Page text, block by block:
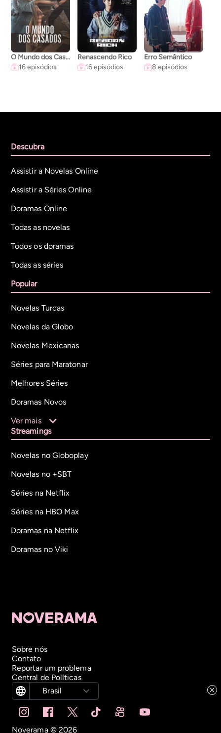
O Mundo dos Casados
16 episódios
Renascendo Rico
16 episódios
Erro Semântico
8 episódios
Descubra
Assistir a Novelas Online
Assistir a Séries Online
Doramas Online
Todas as novelas
Todos os doramas
Todas as séries
Popular
Novelas Turcas
Novelas da Globo
Novelas Mexicanas
Séries para Maratonar
Melhores Séries
Doramas Novos
Ver mais
Streamings
Novelas no Globoplay
Novelas no +SBT
Séries na Netflix
Séries na HBO Max
Doramas na Netflix
Doramas no Viki
Sobre nós
Contato
Reportar um problema
Central de Políticas
Brasil
Noverama © 2026